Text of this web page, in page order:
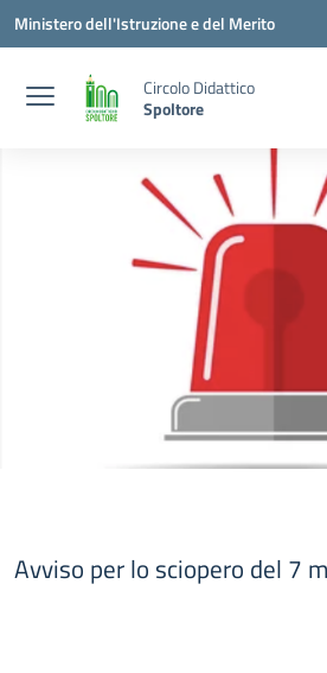
Vai ai contenuti
Vai al menu di navigazione
Vai al footer
Ministero dell'Istruzione e del Merito
Circolo Didattico
Spoltore
Avviso per lo sciopero del 7